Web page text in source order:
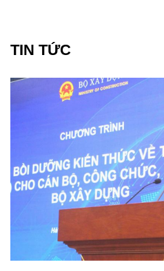
TIN TỨC